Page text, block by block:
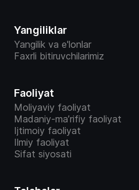
Yangiliklar
Yangilik va e'lonlar
Faxrli bitiruvchilarimiz
Faoliyat
Moliyaviy faoliyat
Madaniy-ma’rifiy faoliyat
Ijtimoiy faoliyat
Ilmiy faoliyat
Sifat siyosati